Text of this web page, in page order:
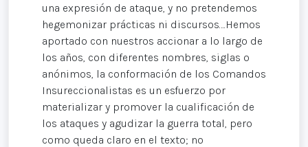
una expresión de ataque, y no pretendemos
hegemonizar prácticas ni discursos….Hemos
aportado con nuestros accionar a lo largo de
los años, con diferentes nombres, siglas o
anónimos, la conformación de los Comandos
Insureccionalistas es un esfuerzo por
materializar y promover la cualificación de
los ataques y agudizar la guerra total, pero
como queda claro en el texto; no